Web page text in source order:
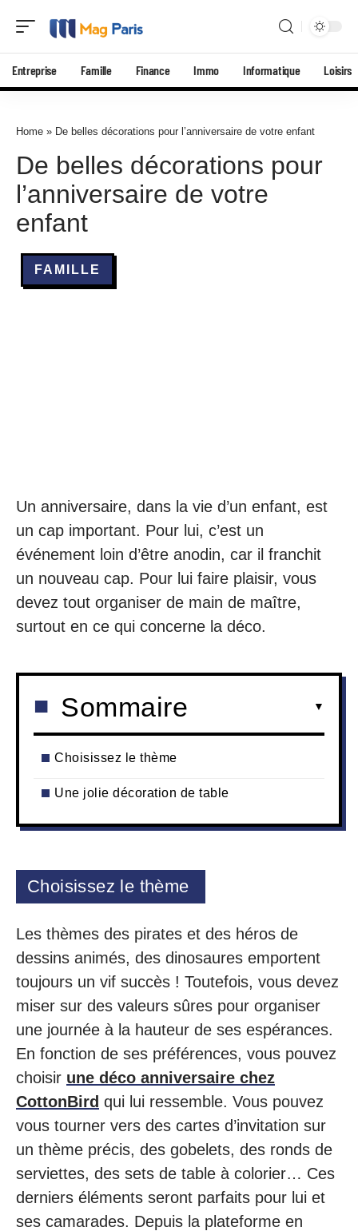
Entreprise Famille Finance Immo Informatique Loisirs
Home » De belles décorations pour l’anniversaire de votre enfant
De belles décorations pour
l’anniversaire de votre
enfant
FAMILLE
Un anniversaire, dans la vie d’un enfant, est
un cap important. Pour lui, c’est un
événement loin d’être anodin, car il franchit
un nouveau cap. Pour lui faire plaisir, vous
devez tout organiser de main de maître,
surtout en ce qui concerne la déco.
Sommaire
Choisissez le thème
Une jolie décoration de table
Choisissez le thème
Les thèmes des pirates et des héros de
dessins animés, des dinosaures emportent
toujours un vif succès ! Toutefois, vous devez
miser sur des valeurs sûres pour organiser
une journée à la hauteur de ses espérances.
En fonction de ses préférences, vous pouvez
choisir une déco anniversaire chez
CottonBird qui lui ressemble. Vous pouvez
vous tourner vers des cartes d’invitation sur
un thème précis, des gobelets, des ronds de
serviettes, des sets de table à colorier… Ces
derniers éléments seront parfaits pour lui et
ses camarades. Depuis la plateforme en